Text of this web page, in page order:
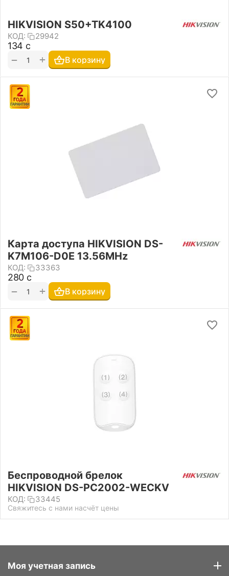
HIKVISION S50+TK4100
КОД: 29942
‍134‍ с
+
− В корзину
Карта доступа HIKVISION DS-
K7M106-D0E 13.56MHz
КОД: 33363
‍280‍ с
+
− В корзину
Беспроводной брелок
HIKVISION DS-PC2002-WECKV
КОД: 33445
Свяжитесь с нами насчёт цены
Моя учетная запись